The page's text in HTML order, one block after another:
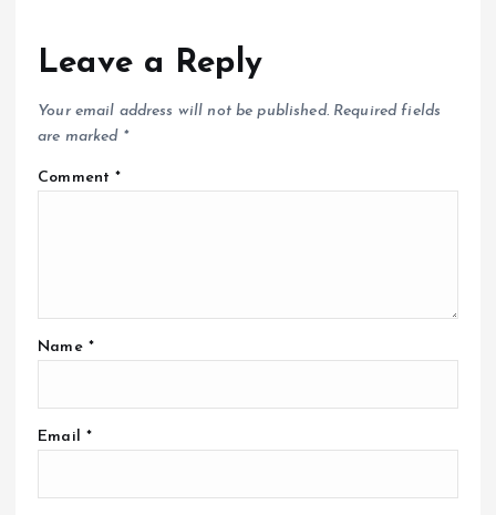
Leave a Reply
Your email address will not be published. Required fields
are marked *
Comment*
Name *
Email *